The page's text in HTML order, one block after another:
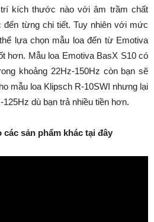
kích thước nào với âm trầm chất
từng chi tiết. Tuy nhiên với mức
lựa chọn mẫu loa đến từ Emotiva
hơn. Mẫu loa Emotiva BasX S10 có
khoảng 22Hz-150Hz còn bạn sẽ
mẫu loa Klipsch R-10SWI nhưng lại
dù bạn trả nhiều tiền hơn.
sản phẩm khác tại đây